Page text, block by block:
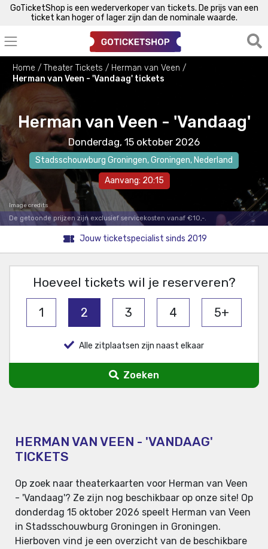
GoTicketShop is een wederverkoper van tickets. De prijs van een
ticket kan hoger of lager zijn dan de nominale waarde.
Home Theater Tickets
Herman van Veen
Herman van Veen - 'Vandaag' tickets
Herman van Veen - 'Vandaag'
Donderdag, 15 oktober 2026
Stadsschouwburg Groningen,Groningen, Nederland
Aanvang: 20:15
Image credits
De getoonde prijzen zijn exclusief servicekosten vanaf €10,-.
Jouw ticketspecialist sinds 2019
Hoeveel tickets wil je reserveren?
1 2 3 4 5+
Alle zitplaatsen zijn naast elkaar
Zoeken
HERMAN VAN VEEN - 'VANDAAG'
TICKETS
Op zoek naar theaterkaarten voor Herman van Veen
- 'Vandaag'? Ze zijn nog beschikbaar op onze site! Op
donderdag 15 oktober 2026 speelt Herman van Veen
in Stadsschouwburg Groningen in Groningen.
Hierboven vind je een overzicht van de beschikbare